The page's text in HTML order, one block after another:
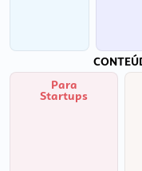
Para
Startups